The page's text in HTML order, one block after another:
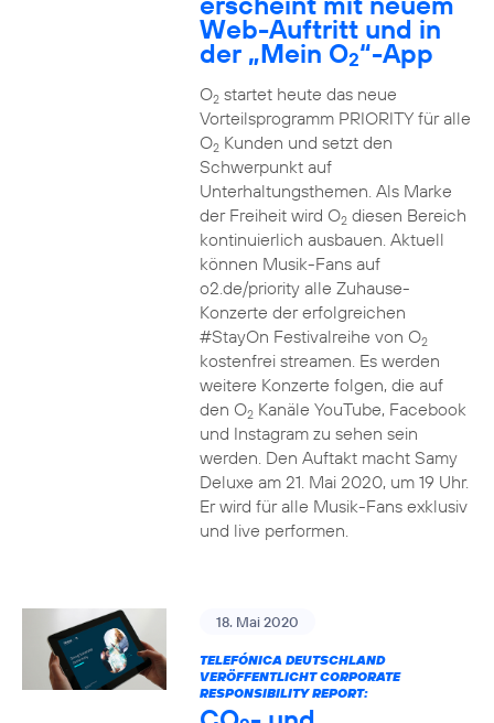
Web-Auftritt und in
der „Mein O2“-App
O2startet heute das neue
Vorteilsprogramm PRIORITY für alle
O2Kunden und setzt den
Schwerpunkt auf
Unterhaltungsthemen. Als Marke
der Freiheit wird O2diesen Bereich
kontinuierlich ausbauen. Aktuell
können Musik-Fans auf
o2.de/priority alle Zuhause-
Konzerte der erfolgreichen
#StayOn Festivalreihe von O2
kostenfrei streamen. Es werden
weitere Konzerte folgen, die auf
den O2Kanäle YouTube, Facebook
und Instagram zu sehen sein
werden. Den Auftakt macht Samy
Deluxe am 21. Mai 2020, um 19 Uhr.
Er wird für alle Musik-Fans exklusiv
und live performen.
18. Mai 2020
TELEFÓNICA DEUTSCHLAND
VERÖFFENTLICHT CORPORATE
RESPONSIBILITY REPORT: